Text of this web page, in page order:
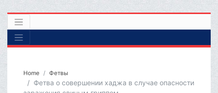
Home Фетвы
Фетва о совершении хаджа в случае опасности